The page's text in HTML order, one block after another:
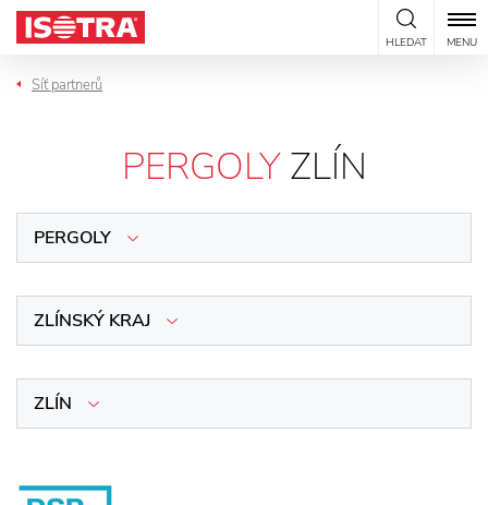
Přeskočit na obsah
HLEDAT MENU
Síť partnerů
PERGOLYZLÍN
PERGOLY
ZLÍNSKÝ KRAJ
ZLÍN